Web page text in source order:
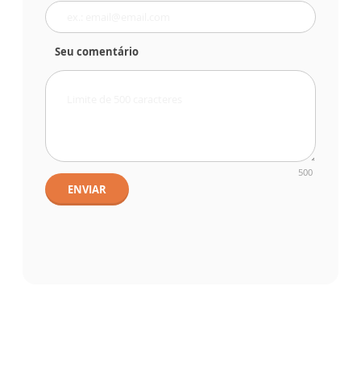
Seu comentário
500
ENVIAR